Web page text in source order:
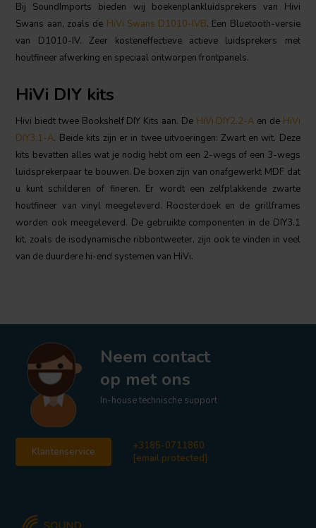
Bij SoundImports bieden wij boekenplankluidsprekers van Hivi
Swans aan, zoals de HiVi Swans D1010-IVB. Een Bluetooth-versie
van D1010-IV. Zeer kosteneffectieve actieve luidsprekers met
houtfineer afwerking en speciaal ontworpen frontpanels.
HiVi DIY kits
Hivi biedt twee Bookshelf DIY Kits aan. De HiVi DIY2.2-A en de HiVi
DIY3.1-A. Beide kits zijn er in twee uitvoeringen: Zwart en wit. Deze
kits bevatten alles wat je nodig hebt om een 2-wegs of een 3-wegs
luidsprekerpaar te bouwen. De boxen zijn van onafgewerkt MDF dat
u kunt schilderen of fineren. Er wordt een zelfplakkende zwarte
houtfineer van vinyl meegeleverd. Roosterdoek en de grillframes
worden ook meegeleverd. De gebruikte componenten in de DIY3.1
kit, zoals de isodynamische ribbontweeter, zijn ook te vinden in veel
van de duurdere hi-end systemen van HiVi.
Neem contact
op met ons
In-house technische support
Klantenservice
+3185-0711860
[email protected]